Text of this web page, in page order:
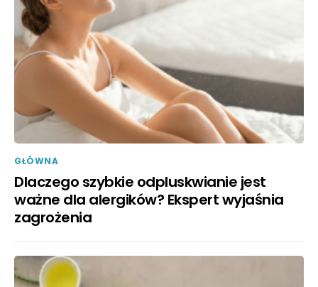
GŁÓWNA
Dlaczego szybkie odpluskwianie jest
ważne dla alergików? Ekspert wyjaśnia
zagrożenia